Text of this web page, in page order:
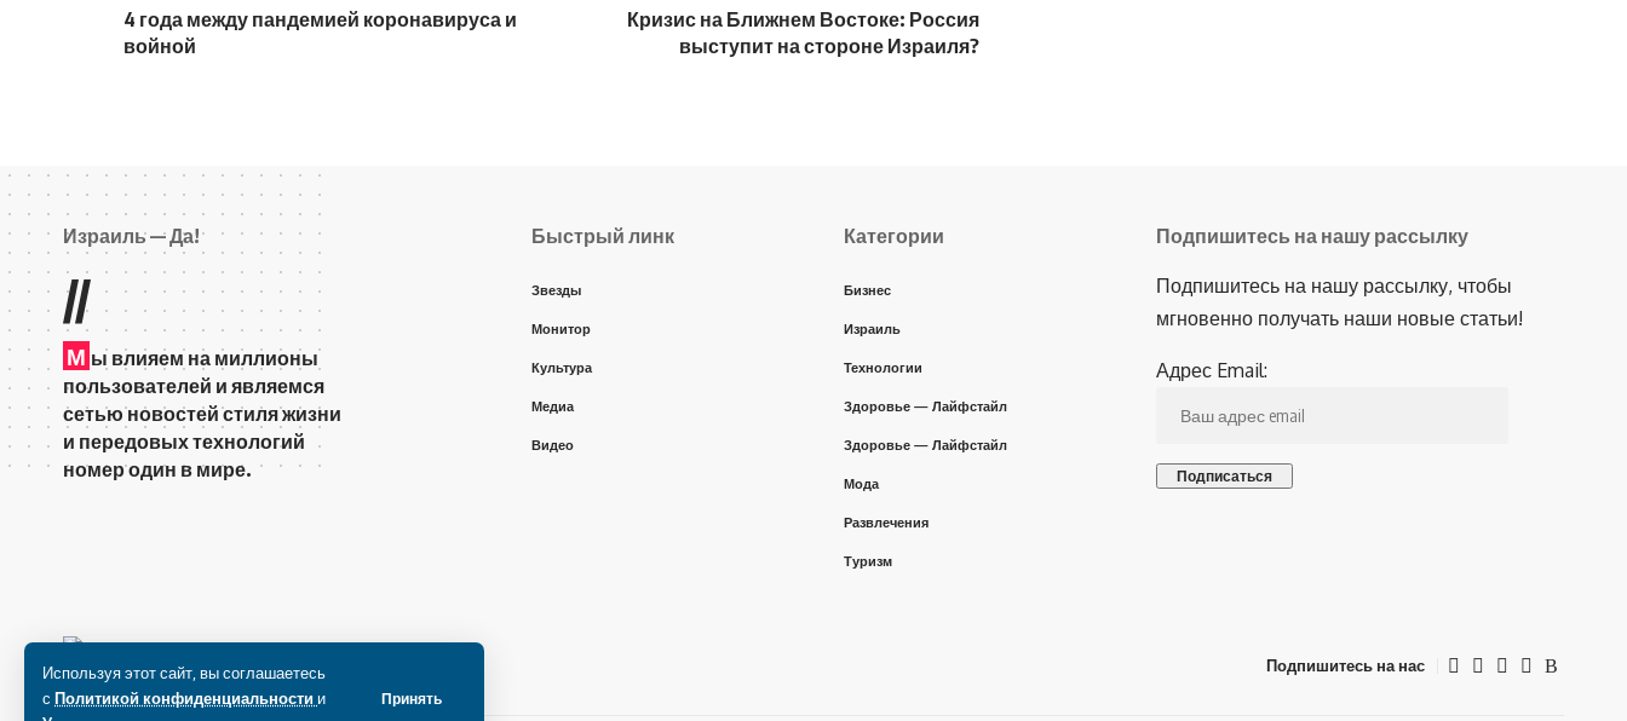
Используя этот сайт, вы соглашаетесь
с Политикой конфиденциальности и
Принять
4 года между пандемией коронавируса и
войной
Кризис на Ближнем Востоке: Россия
выступит на стороне Израиля?
Израиль — Да!
//
М ы влияем на миллионы
пользователей и являемся
сетью новостей стиля жизни
и передовых технологий
номер один в мире.
Быстрый линк
Звезды
Монитор
Культура
Медиа
Видео
Категории
Бизнес
Израиль
Технологии
Здоровье — Лайфстайл
Здоровье — Лайфстайл
Мода
Развлечения
Туризм
Подпишитесь на нашу рассылку
Подпишитесь на нашу рассылку, чтобы
мгновенно получать наши новые статьи!
Адрес Email:
Подпишитесь на нас